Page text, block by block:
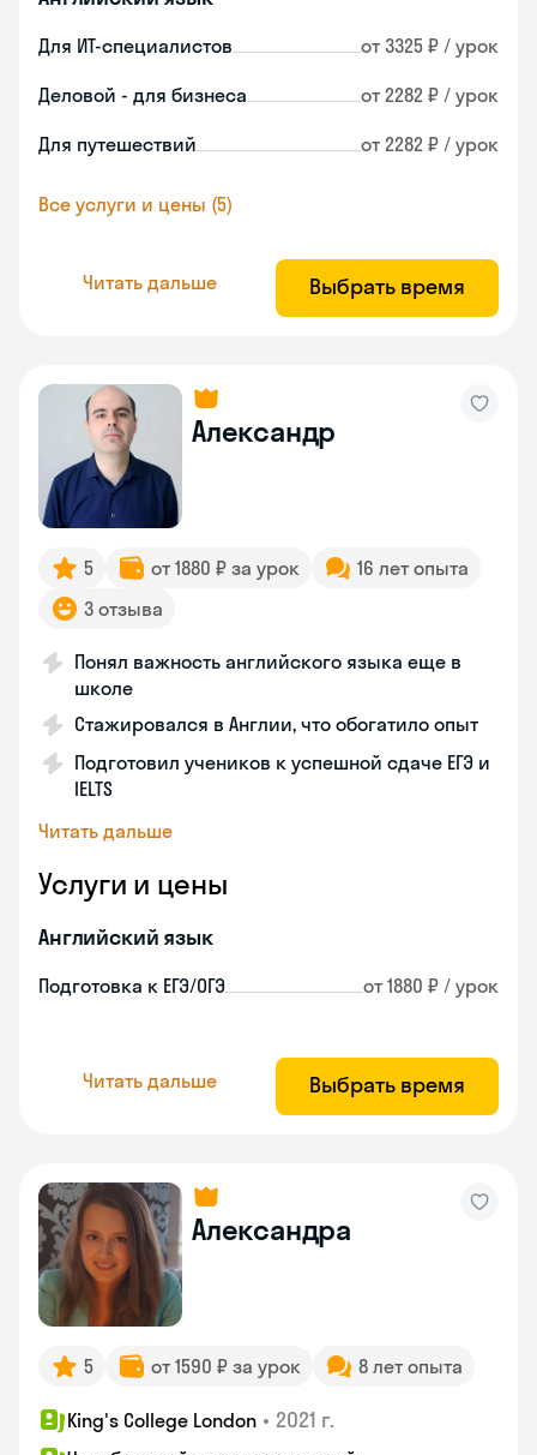
Для ИТ-специалистов от 3325 ₽ / урок
Деловой - для бизнеса от 2282 ₽ / урок
Для путешествий от 2282 ₽ / урок
Все услуги и цены (5)
Читать дальше Выбрать время
Александр
5 от 1880 ₽ за урок
16 лет опыта
3 отзыва
Понял важность английского языка еще в
школе
Стажировался в Англии, что обогатило опыт
Подготовил учеников к успешной сдаче ЕГЭ и
IELTS
Читать дальше
Услуги и цены
Английский язык
Подготовка к ЕГЭ/ОГЭ от 1880 ₽ / урок
Читать дальше Выбрать время
Александра
5 от 1590 ₽ за урок 8 лет опыта
King's College London • 2021 г.